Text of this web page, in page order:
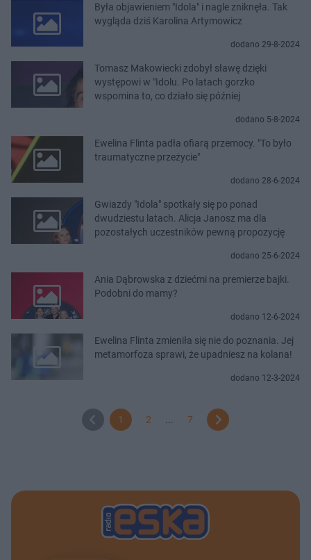
Była objawieniem "Idola" i nagle zniknęła. Tak
wygląda dziś Karolina Artymowicz
dodano 29-8-2024
Tomasz Makowiecki zdobył sławę dzięki
występowi w "Idolu. Po latach gorzko
wspomina to, co działo się później
dodano 5-8-2024
Ewelina Flinta padła ofiarą przemocy. "To było
traumatyczne przeżycie"
dodano 28-6-2024
Gwiazdy "Idola" spotkały się po ponad
dwudziestu latach. Alicja Janosz ma dla
pozostałych uczestników pewną propozycję
dodano 25-6-2024
Ania Dąbrowska z dziećmi na premierze bajki.
Podobni do mamy?
dodano 12-6-2024
Ewelina Flinta zmieniła się nie do poznania. Jej
metamorfoza sprawi, że upadniesz na kolana!
dodano 12-3-2024
1 2 7